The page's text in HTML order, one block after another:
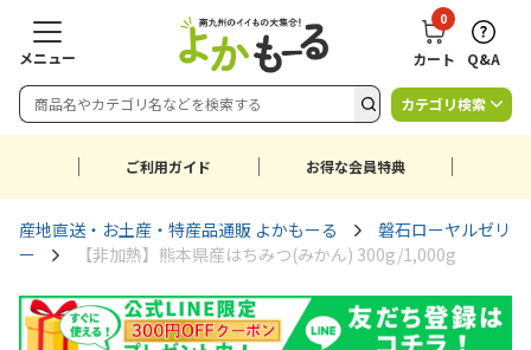
メニュー
0
カート Q&A
カテゴリ検索
ご利用ガイド お得な会員特典
産地直送・お土産・特産品通販 よかもーる
磐石ローヤルゼリ
ー
【非加熱】熊本県産はちみつ(みかん) 300g/1,000g